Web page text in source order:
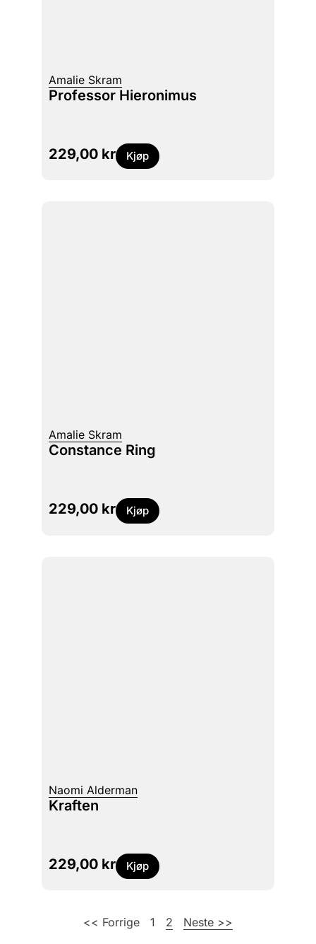
Amalie Skram
Professor Hieronimus
229,00 kr Kjøp
Amalie Skram
Constance Ring
229,00 kr Kjøp
Naomi Alderman
Kraften
229,00 kr Kjøp
<< Forrige 1 2 Neste >>